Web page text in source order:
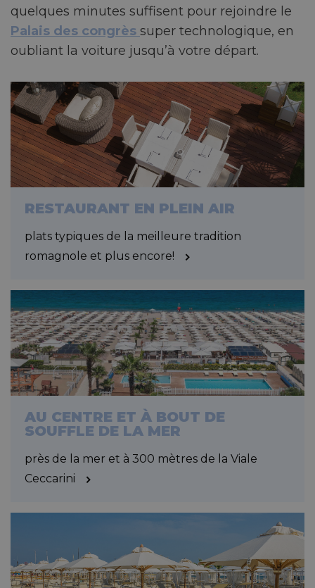
quelques minutes suffisent pour rejoindre le
Palais des congrès super technologique, en
oubliant la voiture jusqu’à votre départ.
RESTAURANT EN PLEIN AIR
plats typiques de la meilleure tradition
romagnole et plus encore!
AU CENTRE ET À BOUT DE
SOUFFLE DE LA MER
près de la mer et à 300 mètres de la Viale
Ceccarini